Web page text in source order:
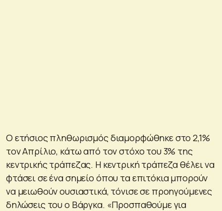
Ο ετήσιος πληθωρισμός διαμορφώθηκε στο 2,1%
τον Απρίλιο, κάτω από τον στόχο του 3% της
κεντρικής τράπεζας. Η κεντρική τράπεζα θέλει να
φτάσει σε ένα σημείο όπου τα επιτόκια μπορούν
να μειωθούν ουσιαστικά, τόνισε σε προηγούμενες
δηλώσεις του ο Βάργκα. «Προσπαθούμε για